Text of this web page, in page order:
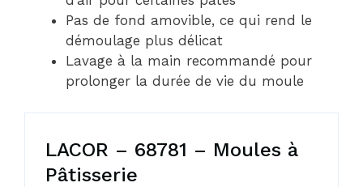
Pas de fond amovible, ce qui rend le
démoulage plus délicat
Lavage à la main recommandé pour
prolonger la durée de vie du moule
LACOR – 68781 – Moules à
Pâtisserie